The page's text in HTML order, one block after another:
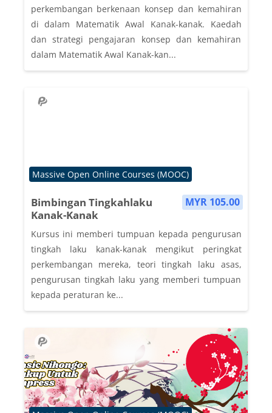
perkembangan berkenaan konsep dan kemahiran
di dalam Matematik Awal Kanak-kanak. Kaedah
dan strategi pengajaran konsep dan kemahiran
dalam Matematik Awal Kanak-kan...
MYR 105.00
Bimbingan Tingkahlaku
Kanak-Kanak
Course category
Massive Open Online Courses (MOOC)
Kursus ini memberi tumpuan kepada pengurusan
tingkah laku kanak-kanak mengikut peringkat
perkembangan mereka, teori tingkah laku asas,
pengurusan tingkah laku yang memberi tumpuan
kepada peraturan ke...